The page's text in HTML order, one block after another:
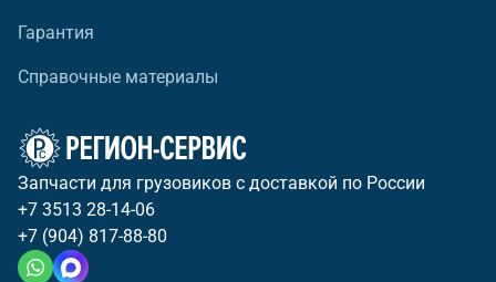
Гарантия
Справочные материалы
Запчасти для грузовиков с доставкой по России
+7 3513 28-14-06
+7 (904) 817-88-80